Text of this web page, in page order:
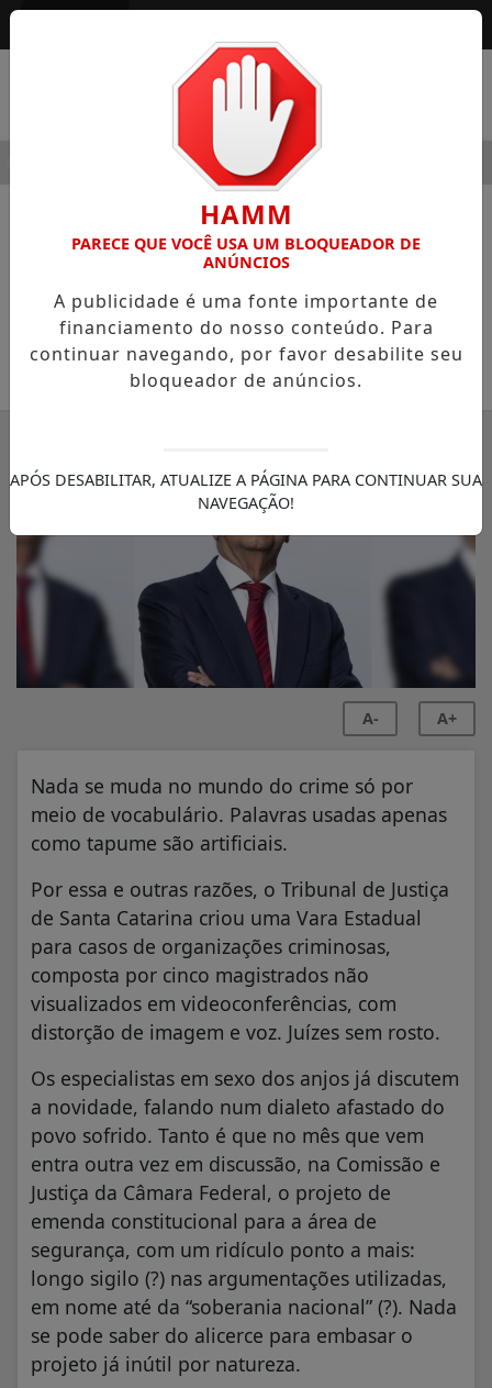
HOSPITAL SAMARITANO HIGIENÓPOLIS
COLUNISTAS
O juiz sem rosto
Colunista *Percival de Souza
SEMANÁRIO ZONA NORTE
A- A+
Nada se muda no mundo do crime só por
meio de vocabulário. Palavras usadas apenas
como tapume são artificiais.
Por essa e outras razões, o Tribunal de Justiça
de Santa Catarina criou uma Vara Estadual
para casos de organizações criminosas,
composta por cinco magistrados não
visualizados em videoconferências, com
distorção de imagem e voz. Juízes sem rosto.
Os especialistas em sexo dos anjos já discutem
a novidade, falando num dialeto afastado do
povo sofrido. Tanto é que no mês que vem
entra outra vez em discussão, na Comissão e
Justiça da Câmara Federal, o projeto de
emenda constitucional para a área de
segurança, com um ridículo ponto a mais:
longo sigilo (?) nas argumentações utilizadas,
em nome até da “soberania nacional” (?). Nada
se pode saber do alicerce para embasar o
projeto já inútil por natureza.
HAMM
PARECE QUE VOCÊ USA UM BLOQUEADOR DE
ANÚNCIOS
A publicidade é uma fonte importante de
financiamento do nosso conteúdo. Para
continuar navegando, por favor desabilite seu
bloqueador de anúncios.
APÓS DESABILITAR, ATUALIZE A PÁGINA PARA CONTINUAR SUA
NAVEGAÇÃO!